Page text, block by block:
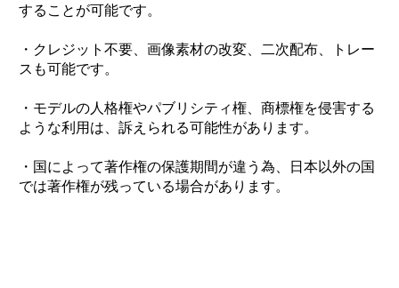
することが可能です。
・クレジット不要、画像素材の改変、二次配布、トレー
スも可能です。
・モデルの人格権やパブリシティ権、商標権を侵害する
ような利用は、訴えられる可能性があります。
・国によって著作権の保護期間が違う為、日本以外の国
では著作権が残っている場合があります。